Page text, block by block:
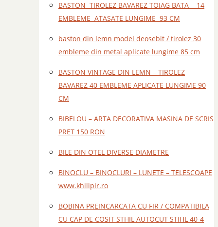
BASTON TIROLEZ BAVAREZ TOIAG BATA 14
EMBLEME ATASATE LUNGIME 93 CM
baston din lemn model deosebit / tirolez 30
embleme din metal aplicate lungime 85 cm
BASTON VINTAGE DIN LEMN – TIROLEZ
BAVAREZ 40 EMBLEME APLICATE LUNGIME 90
CM
BIBELOU – ARTA DECORATIVA MASINA DE SCRIS
PRET 150 RON
BILE DIN OTEL DIVERSE DIAMETRE
BINOCLU – BINOCLURI – LUNETE – TELESCOAPE
www.khilipir.ro
BOBINA PREINCARCATA CU FIR / COMPATIBILA
CU CAP DE COSIT STHIL AUTOCUT STIHL 40-4